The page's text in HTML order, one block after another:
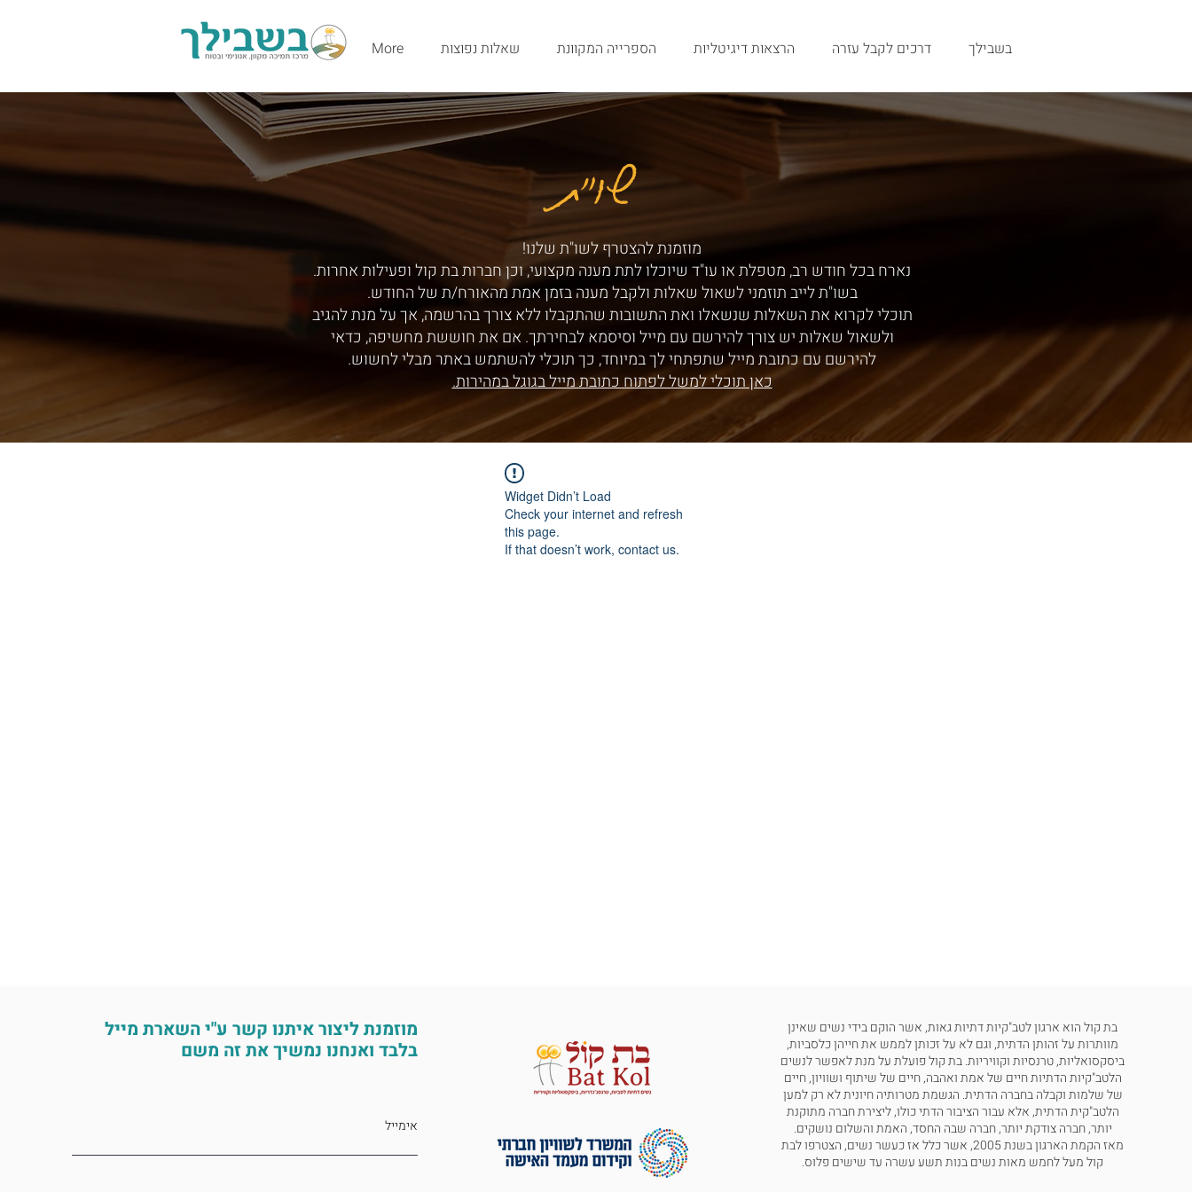
בשבילך דרכים לקבל עזרה הרצאות דיגיטליות הספרייה המקוונת שאלות נפוצות More
שו"ת
שו"ת
מוזמנת להצטרף לשו"ת שלנו!
נארח בכל חודש רב, מטפלת או עו"ד שיוכלו לתת מענה מקצועי, וכן חברות בת קול ופעילות אחרות.
בשו"ת לייב תוזמני לשאול שאלות ולקבל מענה בזמן אמת מהאורח/ת של החודש.
תוכלי לקרוא את השאלות שנשאלו ואת התשובות שהתקבלו ללא צורך בהרשמה, אך על מנת להגיב
ולשאול שאלות יש צורך להירשם עם מייל וסיסמא לבחירתך. אם את חוששת מחשיפה, כדאי
להירשם עם כתובת מייל שתפתחי לך במיוחד, כך תוכלי להשתמש באתר מבלי לחשוש.
כאן תוכלי למשל לפתוח כתובת מייל בגוגל במהירות.
Widget Didn’t Load
Check your internet and refresh
this page.
If that doesn’t work, contact us.
מוזמנת ליצור איתנו קשר ע"י השארת מייל
בלבד ואנחנו נמשיך את זה משם
בת קול הוא ארגון לטב"קיות דתיות גאות, אשר הוקם בידי נשים שאינן
מוותרות על זהותן הדתית, וגם לא על זכותן לממש את חייהן כלסביות,
ביסקסואליות, טרנסיות וקוויריות. בת קול פועלת על מנת לאפשר לנשים
הלטב"קיות הדתיות חיים של אמת ואהבה, חיים של שיתוף ושוויון, חיים
של שלמות וקבלה בחברה הדתית. הגשמת מטרותיה חיונית לא רק למען
הלטב"קית הדתית, אלא עבור הציבור הדתי כולו, ליצירת חברה מתוקנת
יותר, חברה צודקת יותר, חברה שבה החסד, האמת והשלום נושקים.
מאז הקמת הארגון בשנת 2005, אשר כלל אז כעשר נשים, הצטרפו לבת
קול מעל לחמש מאות נשים בנות תשע עשרה עד שישים פלוס.